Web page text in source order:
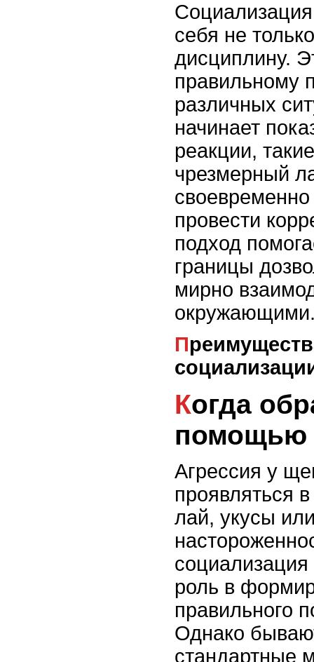
себя не
дисциплину.
правильному
различных
начинает
реакции,
чрезмерный
провести
подход
границы
мирно
Преимущества ранней
Когда обращаться за
помощью
Агрессия у
проявляться
лай, укусы
роль в
правильного
Однако
стандартные